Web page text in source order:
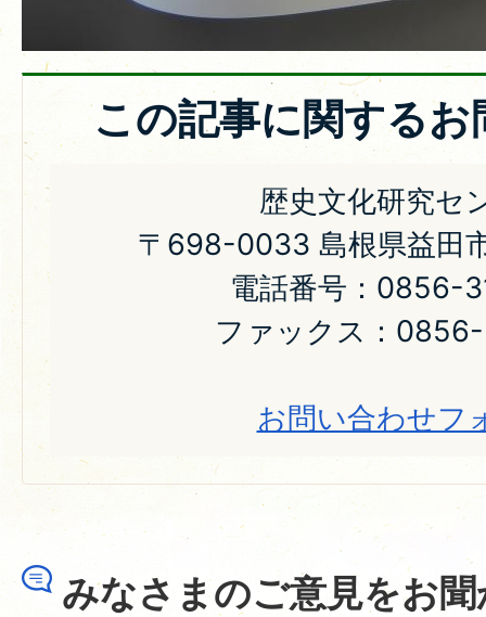
この記事に関する
歴史文化研究セ
〒698-0033 島根県益田
電話番号：0856-
ファックス：
お問い合わせフ
みなさまのご意見をお